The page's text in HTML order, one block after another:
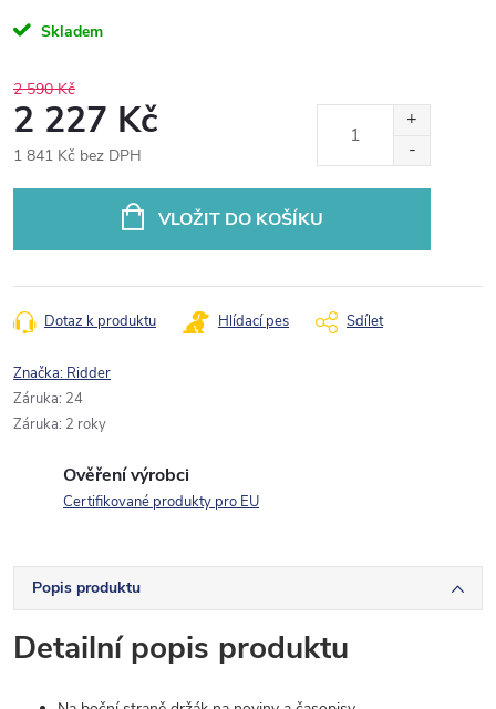
Skladem
2 590 Kč
2 227 Kč
1 841 Kč bez DPH
VLOŽIT DO KOŠÍKU
Dotaz k produktu Hlídací pes Sdílet
Značka: Ridder
Záruka: 24
Záruka: 2 roky
Ověření výrobci
Certifikované produkty pro EU
Popis produktu
Detailní popis produktu